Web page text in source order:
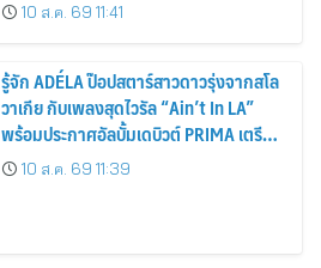
10 ส.ค. 69 11:41
รู้จัก ADÉLA ป๊อปสตาร์สาวดาวรุ่งจากสโล
วาเกีย กับเพลงสุดไวรัล “Ain’t In LA”
พร้อมประกาศอัลบั้มเดบิวต์ PRIMA เตรียม
ปล่อย 4 ก.ย. นี้
10 ส.ค. 69 11:39